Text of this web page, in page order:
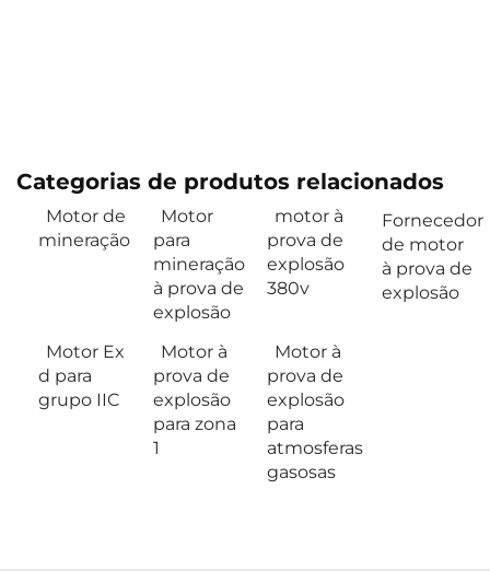
Categorias de produtos relacionados
Motor de
mineração
Motor
para
mineração
à prova de
explosão
motor à
prova de
explosão
380v
Fornecedor
de motor
à prova de
explosão
Motor Ex
d para
grupo IIC
Motor à
prova de
explosão
para zona
1
Motor à
prova de
explosão
para
atmosferas
gasosas